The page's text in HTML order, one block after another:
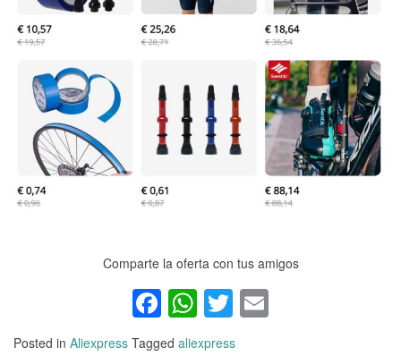
Comparte la oferta con tus amigos
Facebook
WhatsApp
Twitter
Posted in Aliexpress Tagged aliexpress